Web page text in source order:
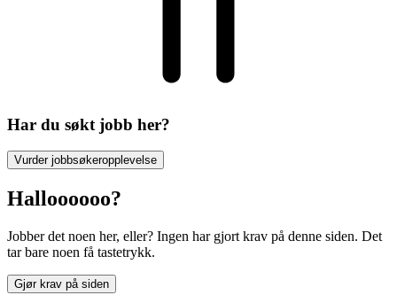
Har du søkt jobb her?
Vurder jobbsøkeropplevelse
Halloooooo?
Jobber det noen her, eller? Ingen har gjort krav på denne siden. Det
tar bare noen få tastetrykk.
Gjør krav på siden